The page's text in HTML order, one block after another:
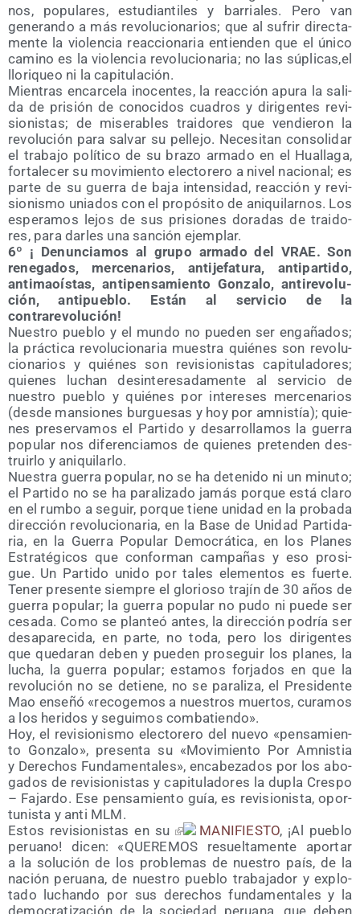
nos, popu­la­res, estu­dian­ti­les y barria­les. Pero van
gene­ran­do a más revo­lu­cio­na­rios; que al sufrir direc­ta­
men­te la vio­len­cia reac­cio­na­ria entien­den que el úni­co
camino es la vio­len­cia revo­lu­cio­na­ria; no las súplicas,el
llo­ri­queo ni la capitulación.
Mien­tras encar­ce­la ino­cen­tes, la reac­ción apu­ra la sali­
da de pri­sión de cono­ci­dos cua­dros y diri­gen­tes revi­
sio­nis­tas; de mise­ra­bles trai­do­res que ven­die­ron la
revo­lu­ción para sal­var su pelle­jo. Nece­si­tan con­so­li­dar
el tra­ba­jo polí­ti­co de su bra­zo arma­do en el Hua­lla­ga,
for­ta­le­cer su movi­mien­to elec­to­re­ro a nivel nacio­nal; es
par­te de su gue­rra de baja inten­si­dad, reac­ción y revi­
sio­nis­mo unia­dos con el pro­pó­si­to de ani­qui­lar­nos. Los
espe­ra­mos lejos de sus pri­sio­nes dora­das de trai­do­
res, para dar­les una san­ción ejemplar.
6º ¡ Denun­cia­mos al gru­po arma­do del VRAE. Son
rene­ga­dos, mer­ce­na­rios, anti­je­fa­tu­ra, anti­par­ti­do,
anti­maoís­tas, anti­pen­sa­mien­to Gon­za­lo, anti­re­vo­lu­
ción, anti­pue­blo. Están al ser­vi­cio de la
contrarevolución!
Nues­tro pue­blo y el mun­do no pue­den ser enga­ña­dos;
la prác­ti­ca revo­lu­cio­na­ria mues­tra quié­nes son revo­lu­
cio­na­rios y quié­nes son revi­sio­nis­tas capi­tu­la­do­res;
quie­nes luchan desin­te­re­sa­da­men­te al ser­vi­cio de
nues­tro pue­blo y quié­nes por intere­ses mer­ce­na­rios
(des­de man­sio­nes bur­gue­sas y hoy por amnis­tía); quie­
nes pre­ser­va­mos el Par­ti­do y desa­rro­lla­mos la gue­rra
popu­lar nos dife­ren­cia­mos de quie­nes pre­ten­den des­
truir­lo y aniquilarlo.
Nues­tra gue­rra popu­lar, no se ha dete­ni­do ni un minu­to;
el Par­ti­do no se ha para­li­za­do jamás por­que está cla­ro
en el rum­bo a seguir, por­que tie­ne uni­dad en la pro­ba­da
direc­ción revo­lu­cio­na­ria, en la Base de Uni­dad Par­ti­da­
ria, en la Gue­rra Popu­lar Demo­crá­ti­ca, en los Pla­nes
Estra­té­gi­cos que con­for­man cam­pa­ñas y eso pro­si­
gue. Un Par­ti­do uni­do por tales ele­men­tos es fuer­te.
Tener pre­sen­te siem­pre el glo­rio­so tra­jín de 30 años de
gue­rra popu­lar; la gue­rra popu­lar no pudo ni pue­de ser
cesa­da. Como se plan­teó antes, la direc­ción podría ser
des­apa­re­ci­da, en par­te, no toda, pero los diri­gen­tes
que que­da­ran deben y pue­den pro­se­guir los pla­nes, la
lucha, la gue­rra popu­lar; esta­mos for­ja­dos en que la
revo­lu­ción no se detie­ne, no se para­li­za, el Pre­si­den­te
Mao ense­ñó «reco­ge­mos a nues­tros muer­tos, cura­mos
a los heri­dos y segui­mos combatiendo».
Hoy, el revi­sio­nis­mo elec­to­re­ro del nue­vo «pen­sa­mien­
to Gon­za­lo», pre­sen­ta su «Movi­mien­to Por Amnis­tia
y Dere­chos Fun­da­men­ta­les», enca­be­za­dos por los abo­
ga­dos de revi­sio­nis­tas y capi­tu­la­do­res la dupla Cres­po
– Fajar­do. Ese pen­sa­mien­to guía, es revi­sio­nis­ta, opor­
tu­nis­ta y anti MLM.
Estos revi­sio­nis­tas en su
MANIFIESTO, ¡Al pue­blo
peruano! dicen: «QUEREMOS resuel­ta­men­te apor­tar
a la solu­ción de los pro­ble­mas de nues­tro país, de la
nación perua­na, de nues­tro pue­blo tra­ba­ja­dor y explo­
ta­do luchan­do por sus dere­chos fun­da­men­ta­les y la